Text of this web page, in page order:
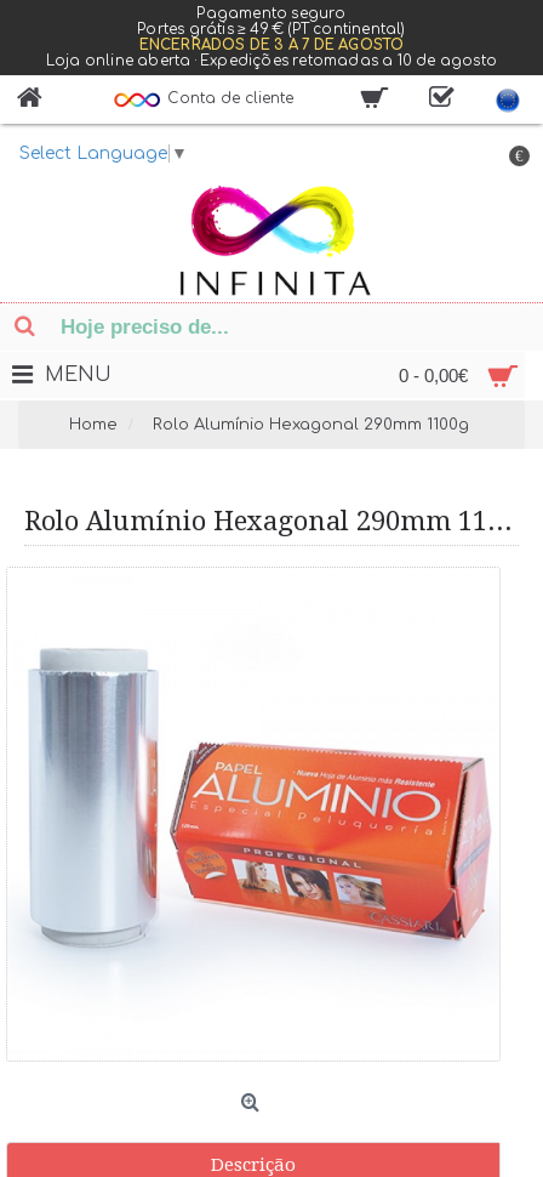
Pagamento seguro
Portes grátis ≥ 49 € (PT continental)
ENCERRADOS DE 3 A 7 DE AGOSTO
Loja online aberta · Expedições retomadas a 10 de agosto
Select Language ▼
Conta de cliente
€
0 - 0,00€
MENU
Home Rolo Alumínio Hexagonal 290mm 1100g
Rolo Alumínio Hexagonal 290mm 1100g
Descrição